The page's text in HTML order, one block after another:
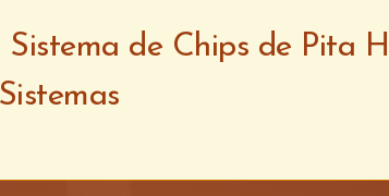
Sistema de Chips de Pita